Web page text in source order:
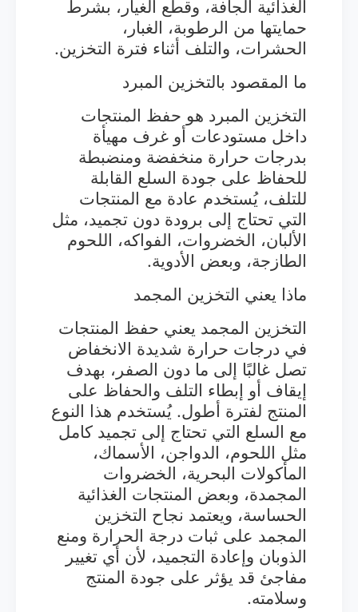
الغذائية الجافة، وقطع الغيار، بشرط
حمايتها من الرطوبة، الغبار،
الحشرات، والتلف أثناء فترة التخزين.
ما المقصود بالتخزين المبرد
التخزين المبرد هو حفظ المنتجات
داخل مستودعات أو غرف مهيأة
بدرجات حرارة منخفضة ومنضبطة
للحفاظ على جودة السلع القابلة
للتلف، يُستخدم عادة مع المنتجات
التي تحتاج إلى برودة دون تجميد، مثل
الألبان، الخضروات، الفواكه، اللحوم
الطازجة، وبعض الأدوية.
ماذا يعني التخزين المجمد
التخزين المجمد يعني حفظ المنتجات
في درجات حرارة شديدة الانخفاض
تصل غالبًا إلى ما دون الصفر، بهدف
إيقاف أو إبطاء التلف والحفاظ على
المنتج لفترة أطول. يُستخدم هذا النوع
مع السلع التي تحتاج إلى تجميد كامل
مثل اللحوم، الدواجن، الأسماك،
المأكولات البحرية، الخضروات
المجمدة، وبعض المنتجات الغذائية
الحساسة، ويعتمد نجاح التخزين
المجمد على ثبات درجة الحرارة ومنع
الذوبان وإعادة التجميد، لأن أي تغيير
مفاجئ قد يؤثر على جودة المنتج
وسلامته.